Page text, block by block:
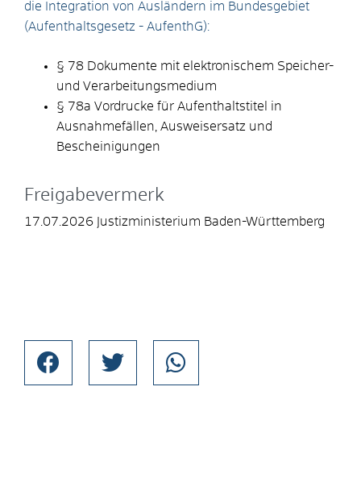
die Integration von Ausländern im Bundesgebiet
(Aufenthaltsgesetz - AufenthG):
§ 78 Dokumente mit elektronischem Speicher-
und Verarbeitungsmedium
§ 78a Vordrucke für Aufenthaltstitel in
Ausnahmefällen, Ausweisersatz und
Bescheinigungen
Freigabevermerk
17.07.2026 Justizministerium Baden-Württemberg